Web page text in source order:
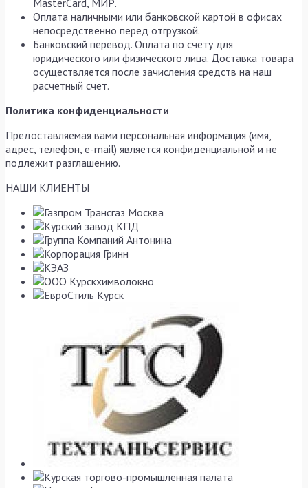
MasterCard, МИР.
Оплата наличными или банковской картой в офисах
непосредственно перед отгрузкой.
Банковский перевод. Оплата по счету для
юридического или физического лица. Доставка товара
осуществляется после зачисления средств на наш
расчетный счет.
Политика конфиденциальности
Предоставляемая вами персональная информация (имя,
адрес, телефон, e-mail) является конфиденциальной и не
подлежит разглашению.
НАШИ КЛИЕНТЫ